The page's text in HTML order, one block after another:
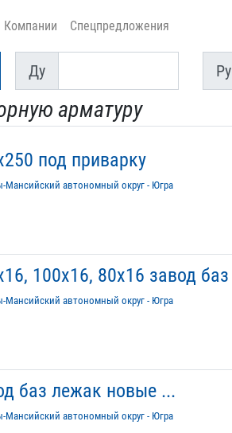
Компании Спецпредложения
Ду
Ду
Py
Py
арматуру
под приварку
Мансийский автономный округ - Югра
100х16, 80х16 завод баз
Мансийский автономный округ - Югра
баз лежак новые ...
Мансийский автономный округ - Югра